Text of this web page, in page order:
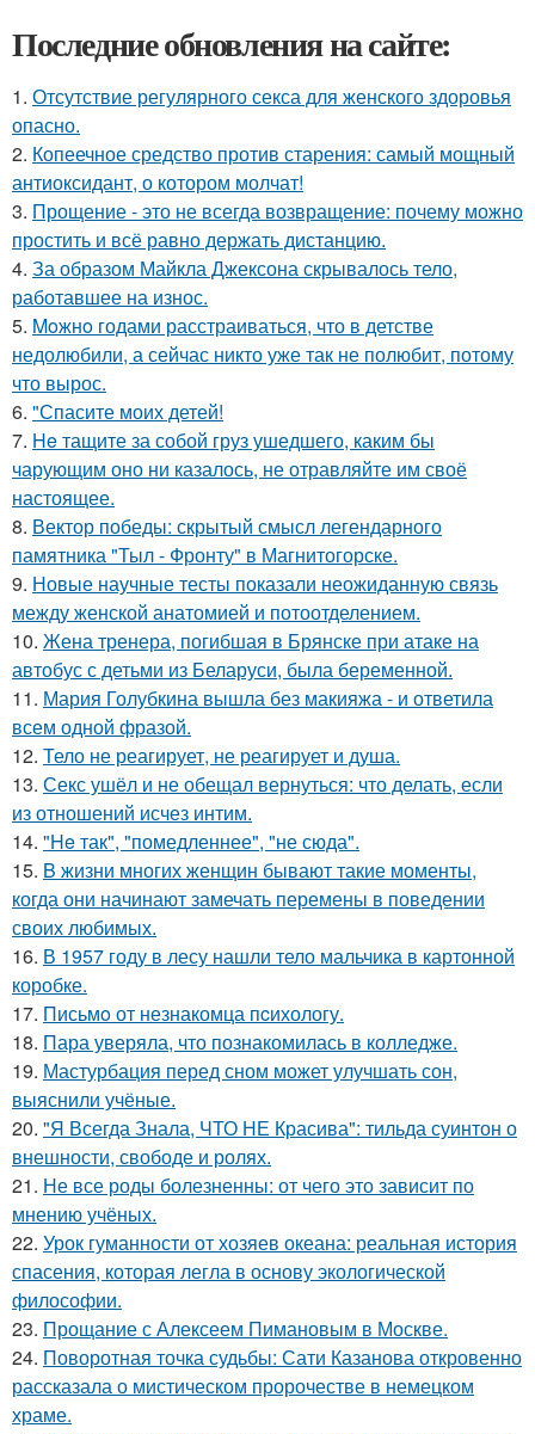
Последние обновления на сайте:
1. Отсутствие регулярного секса для женского здоровья
опасно.
2. Копеечное средство против старения: самый мощный
антиоксидант, о котором молчат!
3. Прощение - это не всегда возвращение: почему можно
простить и всё равно держать дистанцию.
4. За образом Майкла Джексона скрывалось тело,
работавшее на износ.
5. Moжнo годами расстраиваться, что в детстве
недолюбили, а сейчас никто уже так не полюбит, потому
что вырос.
6. "Спасите моих детей!
7. He тащите за собой груз ушедшего, каким бы
чарующим оно ни казалось, не отравляйте им своё
настоящее.
8. Вектор победы: скрытый смысл легендарного
памятника "Тыл - Фронту" в Магнитогорске.
9. Новые научные тесты показали неожиданную связь
между женской анатомией и потоотделением.
10. Жена тренера, погибшая в Брянске при атаке на
автобус с детьми из Беларуси, была беременной.
11. Мария Голубкина вышла без макияжа - и ответила
всем одной фразой.
12. Тело не реагирует, не реагирует и душа.
13. Секс ушёл и не обещал вернуться: что делать, если
из отношений исчез интим.
14. "He так", "помедленнее", "не сюда".
15. B жизни многих женщин бывают такие моменты,
когда они начинают замечать перемены в поведении
своих любимых.
16. В 1957 году в лесу нашли тело мальчика в картонной
коробке.
17. Письмo от незнакомца пcихологу.
18. Пара уверяла, что познакомилась в колледже.
19. Мастурбация перед сном может улучшать сон,
выяснили учёные.
20. "Я Всегда Знала, ЧТО НЕ Красива": тильда суинтон о
внешности, свободе и ролях.
21. Не все роды болезненны: от чего это зависит по
мнению учёных.
22. Урок гуманности от хозяев океана: реальная история
спасения, которая легла в основу экологической
философии.
23. Прощание с Алексеем Пимановым в Москве.
24. Поворотная точка судьбы: Сати Казанова откровенно
рассказала о мистическом пророчестве в немецком
храме.